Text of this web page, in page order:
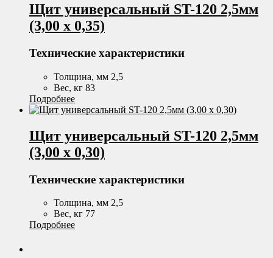
Щит универсальный ST-120 2,5мм
(3,00 х 0,35)
Технические характеристики
Толщина, мм 2,5
Вес, кг 83
Подробнее
Щит универсальный ST-120 2,5мм
(3,00 х 0,30)
Технические характеристики
Толщина, мм 2,5
Вес, кг 77
Подробнее